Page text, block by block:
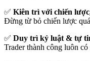
✅ Kiên trì với chiến
Đừng từ bỏ chiến lược
✅ Duy trì kỷ luật & tự
Trader thành công luôn